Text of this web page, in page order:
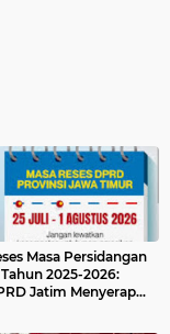
Masa Persidangan
2025-2026:
Jatim Menyerap